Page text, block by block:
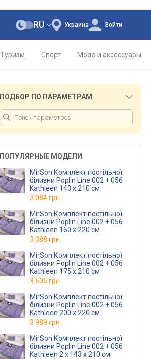
Украина
RU Войти
Туризм Спорт Мода и аксессуары
ПОДБОР ПО ПАРАМЕТРАМ
ПОПУЛЯРНЫЕ МОДЕЛИ
MirSon Комплект постільної
білизни Poplin Line 002 + 056
Kathleen 143 x 210 см
3 084 грн.
MirSon Комплект постільної
білизни Poplin Line 002 + 056
Kathleen 160 x 220 см
3 388 грн.
MirSon Комплект постільної
білизни Poplin Line 002 + 056
Kathleen 175 x 210 см
3 505 грн.
MirSon Комплект постільної
білизни Poplin Line 002 + 056
Kathleen 200 x 220 см
3 989 грн.
MirSon Комплект постільної
білизни Poplin Line 002 + 056
Kathleen 2 x 143 x 210 см